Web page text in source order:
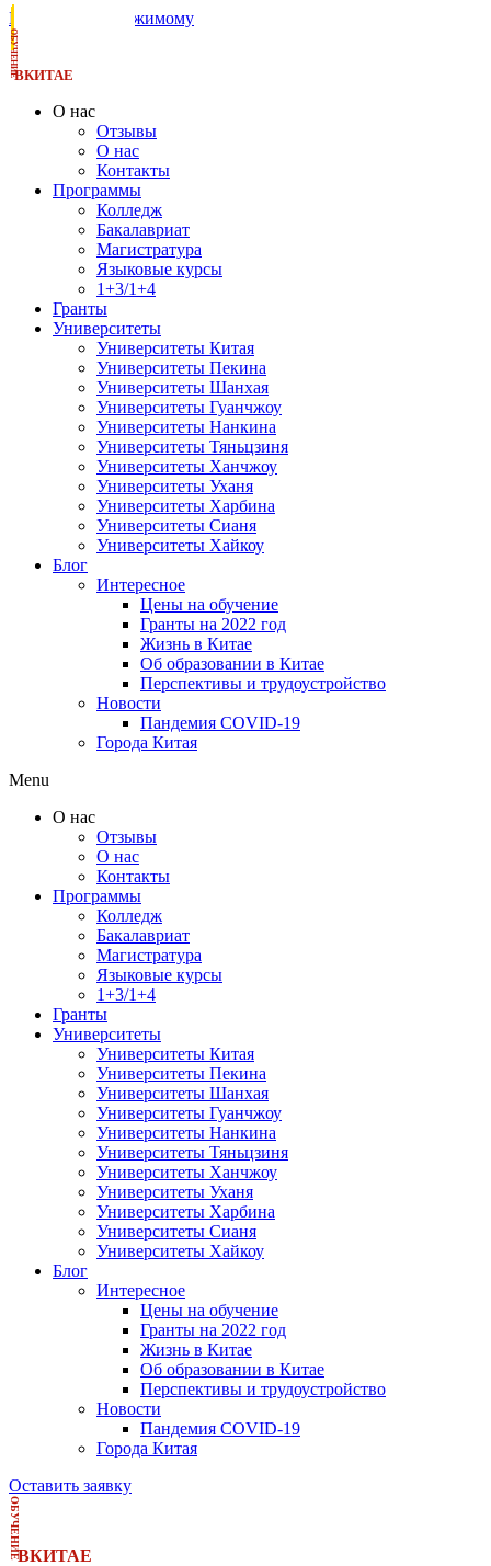
Перейти к содержимому
ОБУЧЕНИЕВКИТАЕ
О нас
Отзывы
О нас
Контакты
Программы
Колледж
Бакалавриат
Магистратура
Языковые курсы
1+3/1+4
Гранты
Университеты
Университеты Китая
Университеты Пекина
Университеты Шанхая
Университеты Гуанчжоу
Университеты Нанкина
Университеты Тяньцзиня
Университеты Ханчжоу
Университеты Уханя
Университеты Харбина
Университеты Сианя
Университеты Хайкоу
Блог
Интересное
Цены на обучение
Гранты на 2022 год
Жизнь в Китае
Об образовании в Китае
Перспективы и трудоустройство
Новости
Пандемия COVID-19
Города Китая
Menu
О нас
Отзывы
О нас
Контакты
Программы
Колледж
Бакалавриат
Магистратура
Языковые курсы
1+3/1+4
Гранты
Университеты
Университеты Китая
Университеты Пекина
Университеты Шанхая
Университеты Гуанчжоу
Университеты Нанкина
Университеты Тяньцзиня
Университеты Ханчжоу
Университеты Уханя
Университеты Харбина
Университеты Сианя
Университеты Хайкоу
Блог
Интересное
Цены на обучение
Гранты на 2022 год
Жизнь в Китае
Об образовании в Китае
Перспективы и трудоустройство
Новости
Пандемия COVID-19
Города Китая
Оставить заявку
ОБУЧЕНИЕВКИТАЕ